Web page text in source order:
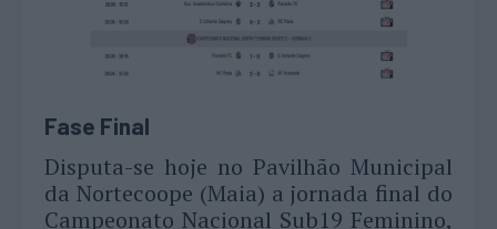
Fase Final
Disputa-se hoje no Pavilhão Municipal
da Nortecoope (Maia) a jornada final do
Campeonato Nacional Sub19 Feminino,